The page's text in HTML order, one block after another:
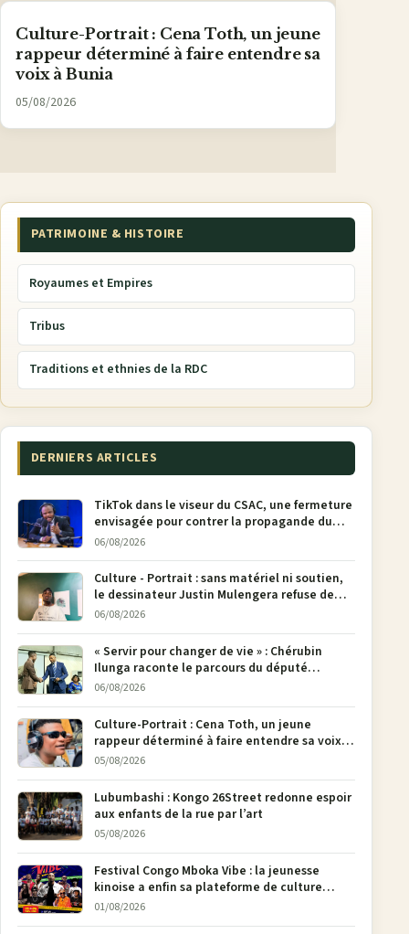
Culture-Portrait : Cena Toth, un jeune
rappeur déterminé à faire entendre sa
voix à Bunia
05/08/2026
PATRIMOINE & HISTOIRE
Royaumes et Empires
Tribus
Traditions et ethnies de la RDC
DERNIERS ARTICLES
TikTok dans le viseur du CSAC, une fermeture
envisagée pour contrer la propagande du
M23
06/08/2026
Culture - Portrait : sans matériel ni soutien,
le dessinateur Justin Mulengera refuse de
poser son crayon
06/08/2026
« Servir pour changer de vie » : Chérubin
Ilunga raconte le parcours du député
national Jethro Muyombi Tshimbu en 137
06/08/2026
Culture-Portrait : Cena Toth, un jeune
rappeur déterminé à faire entendre sa voix à
Bunia
05/08/2026
Lubumbashi : Kongo 26Street redonne espoir
aux enfants de la rue par l’art
05/08/2026
Festival Congo Mboka Vibe : la jeunesse
kinoise a enfin sa plateforme de culture
urbaine
01/08/2026